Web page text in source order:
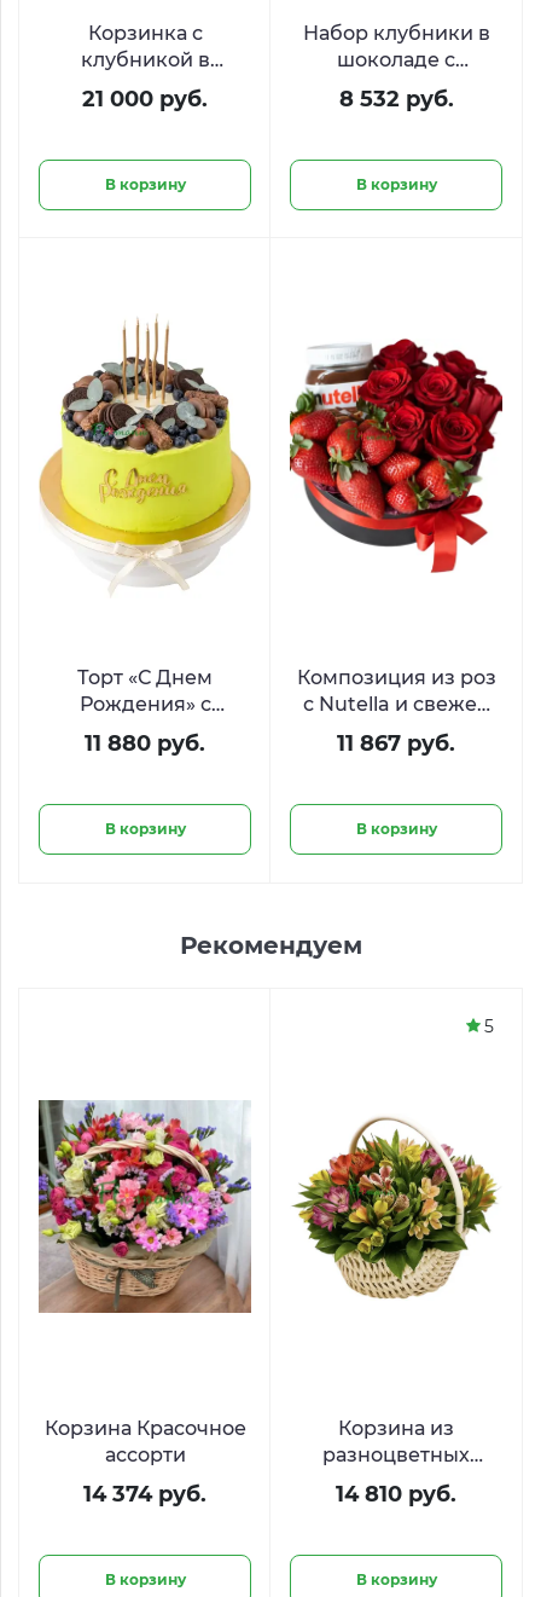
Корзинка с
клубникой в
шоколаде и
свежими ягодами
21 000 руб.
В корзину
Набор клубники в
шоколаде с
голубикой
«Ягодный пульс»
8 532 руб.
В корзину
Торт «С Днем
Рождения» с
ягодами и печеньем
Oreo
11 880 руб.
В корзину
Композиция из роз
с Nutella и свежей
клубникой «Аромат
нежности»
11 867 руб.
В корзину
Рекомендуем
Корзина Красочное
ассорти
14 374 руб.
В корзину
Корзина из
разноцветных
альстро «Веселое
настроение»
14 810 руб.
В корзину
5